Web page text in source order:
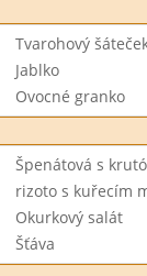
Tvarohový
Jablko
Ovocné granko
Špenátová s
rizoto s kuřecím
Okurkový salát
Šťáva